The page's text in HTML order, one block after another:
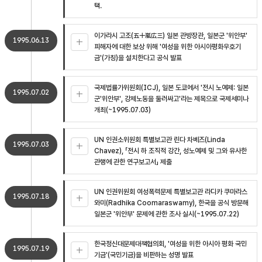
택.
1995.06.13
이가라시 고조(五十嵐広三) 일본 관방장관, 일본군 '위안부'
피해자에 대한 보상 위해 '여성을 위한 아시아평화우호기
금'(가칭)을 설치한다고 공식 발표
1995.07.02
국제법률가위원회(ICJ), 일본 도쿄에서 '전시 노예제: 일본
군'위안부', 강제노동을 둘러싸고'라는 제목으로 국제세미나
개최(~1995.07.03)
1995.07.03
UN 인권소위원회 특별보고관 린다 차베즈(Linda
Chavez), 「전시 하 조직적 강간, 성노예제 및 그와 유사한
관행에 관한 연구보고서」 제출
1995.07.18
UN 인권위원회 여성폭력문제 특별보고관 라디카 쿠마라스
와미(Radhika Coomaraswamy), 한국을 공식 방문해
일본군 '위안부' 문제에 관한 조사 실시(~1995.07.22)
1995.07.19
한국정신대문제대책협의회, '여성을 위한 아시아 평화 국민
기금'(국민기금)을 비판하는 성명 발표